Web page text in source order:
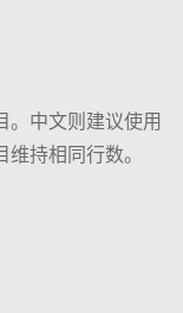
。中文则建议使用
持相同行数。